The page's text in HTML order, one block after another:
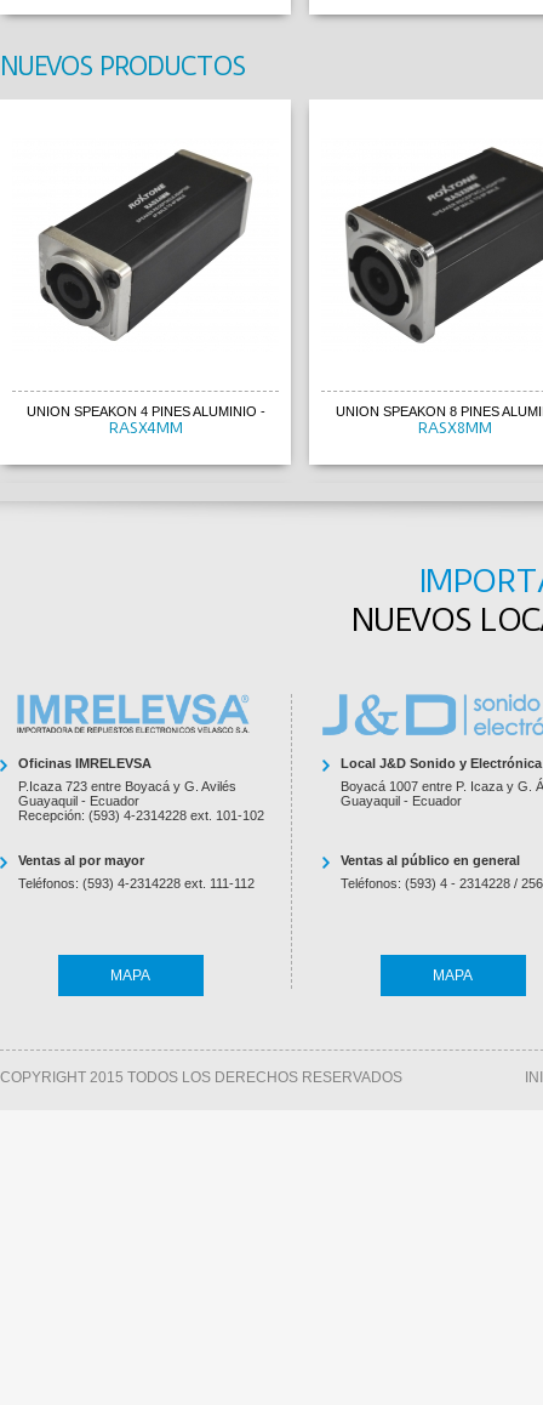
NUEVOS PRODUCTOS
UNION SPEAKON 4 PINES ALUMINIO -
RASX4MM
UNION SPEAKON 8 PINES
RASX8MM
UNION SPEAKON 4 PINES ALUMINIO
RASX4MM
UNION SPEAKON 8 PINES
RASX8MM
NUEVOS
Oficinas IMRELEVSA
P.Icaza 723 entre Boyacá y G. Avilés
Guayaquil - Ecuador
Recepción: (593) 4-2314228 ext. 101-102
Ventas al por mayor
Teléfonos: (593) 4-2314228 ext. 111-112
MAPA
Local J&D Sonido y Electrónica
Boyacá 1007 entre P. Icaza y G.
Guayaquil - Ecuador
Ventas al público en general
Teléfonos: (593) 4 - 2314228 /
MAPA
COPYRIGHT 2015 TODOS LOS DERECHOS RESERVADOS